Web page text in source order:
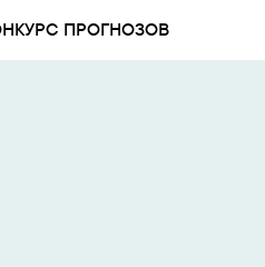
ПРОГНОЗОВ